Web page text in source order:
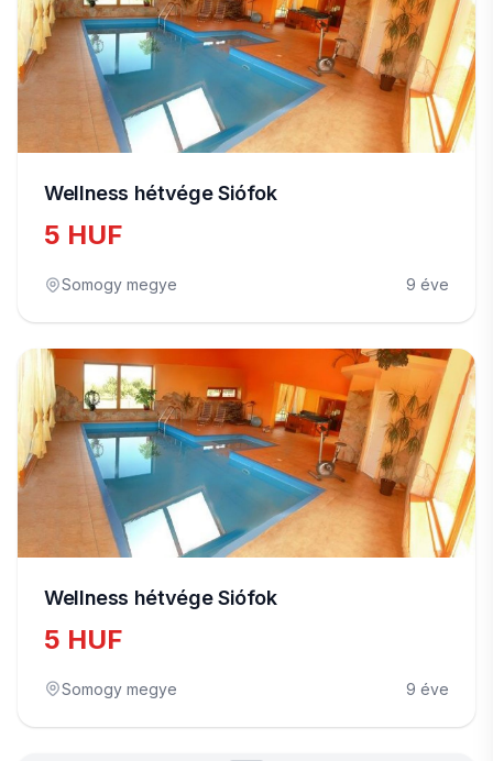
Wellness hétvége Siófok
5 HUF
Somogy megye 9 éve
Wellness hétvége Siófok
5 HUF
Somogy megye 9 éve